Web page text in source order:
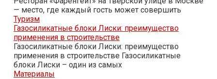
— место, где каждый гость может совершить
Туризм
Газосиликатные блоки Лиски: преимущество
применения в строительстве
Газосиликатные блоки Лиски: преимущество
применения в строительстве Газосиликатные
блоки Лиски – один из самых
Материалы